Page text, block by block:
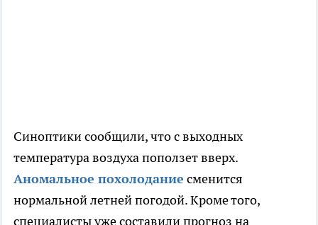
Синоптики сообщили, что с выходных
температура воздуха поползет вверх.
Аномальное похолодание сменится
нормальной летней погодой. Кроме того,
специалисты уже составили прогноз на